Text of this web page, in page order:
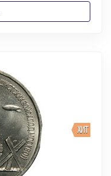
ХИТ